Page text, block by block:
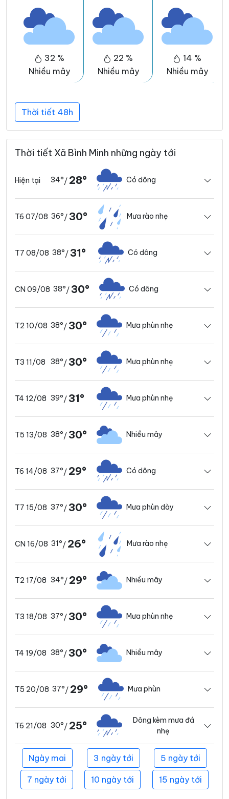
32 %
Nhiều mây
22 %
Nhiều mây
14 %
Nhiều mây
Thời tiết 48h
Thời tiết Xã Bình Minh những ngày tới
Hiện tại 34°/ 28° Có dông
T6 07/08 36°/30° Mưa rào nhẹ
T7 08/08 38°/31° Có dông
CN 09/08 38°/30° Có dông
T2 10/08 38°/30° Mưa phùn nhẹ
T3 11/08 38°/30° Mưa phùn nhẹ
T4 12/08 39°/31° Mưa phùn nhẹ
T5 13/08 38°/30° Nhiều mây
T6 14/08 37°/ 29° Có dông
T7 15/08 37°/30° Mưa phùn dày
CN 16/08 31°/ 26° Mưa rào nhẹ
T2 17/08 34°/ 29° Nhiều mây
T3 18/08 37°/30° Mưa phùn nhẹ
T4 19/08 38°/30° Nhiều mây
T5 20/08 37°/ 29° Mưa phùn
T6 21/08 30°/ 25°
Dông kèm mưa đá
nhẹ
Ngày mai 3 ngày tới 5 ngày tới
7 ngày tới 10 ngày tới 15 ngày tới